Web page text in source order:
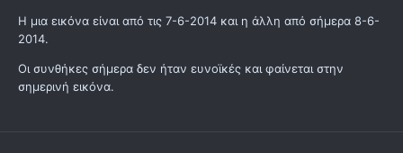
Η μια εικόνα είναι από τις 7-6-2014 και η άλλη από σήμερα 8-6-
2014.
Οι συνθήκες σήμερα δεν ήταν ευνοϊκές και φαίνεται στην
σημερινή εικόνα.